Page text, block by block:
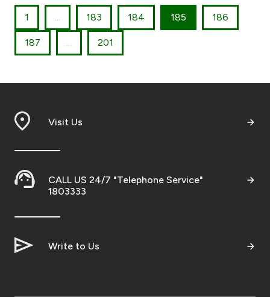
1 ... 183 184 185 186
187 ... 201
Visit Us
CALL US 24/7 "Telephone Service"
1803333
Write to Us